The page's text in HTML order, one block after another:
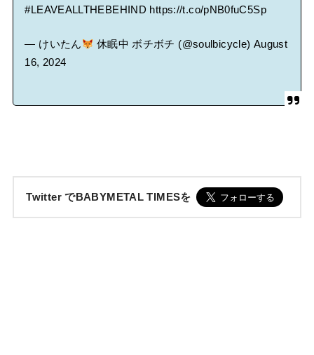
#LEAVEALLTHEBEHIND https://t.co/pNB0fuC5Sp
— けいたん 休眠中 ボチボチ (@soulbicycle) August
16, 2024
Twitter でBABYMETAL TIMESを